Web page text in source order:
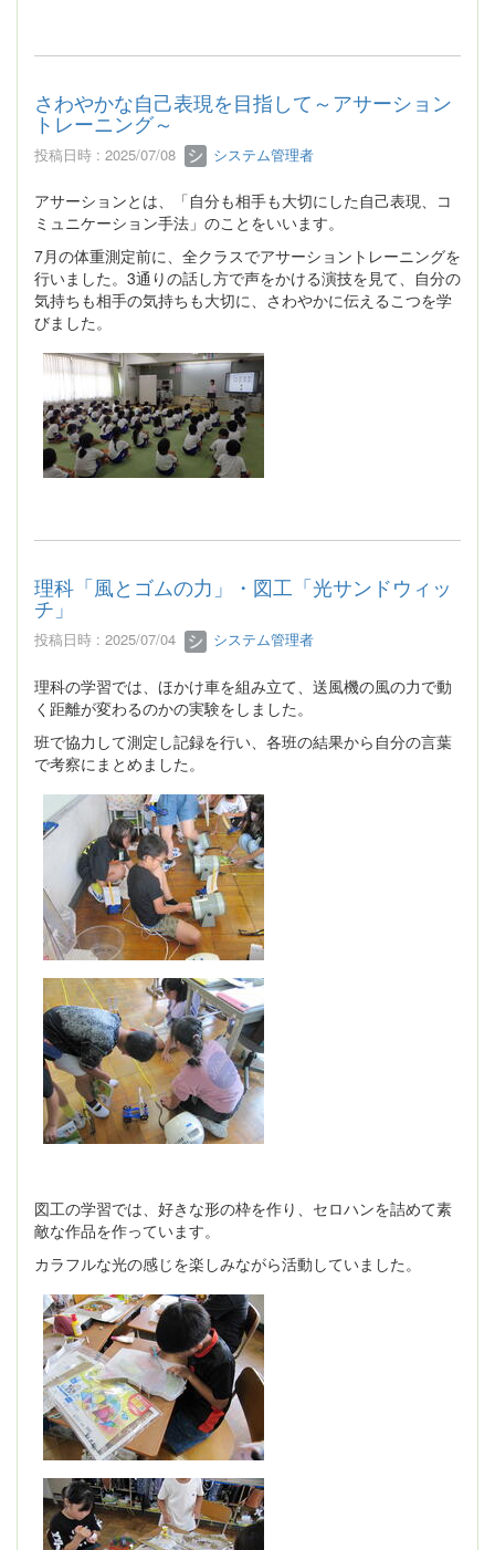
さわやかな自己表現を目指して～アサーション
トレーニング～
投稿日時 : 2025/07/08 システム管理者
アサーションとは、「自分も相手も大切にした自己表現、コ
ミュニケーション手法」のことをいいます。
7月の体重測定前に、全クラスでアサーショントレーニングを
行いました。3通りの話し方で声をかける演技を見て、自分の
気持ちも相手の気持ちも大切に、さわやかに伝えるこつを学
びました。
理科「風とゴムの力」・図工「光サンドウィッ
チ」
投稿日時 : 2025/07/04 システム管理者
理科の学習では、ほかけ車を組み立て、送風機の風の力で動
く距離が変わるのかの実験をしました。
班で協力して測定し記録を行い、各班の結果から自分の言葉
で考察にまとめました。
図工の学習では、好きな形の枠を作り、セロハンを詰めて素
敵な作品を作っています。
カラフルな光の感じを楽しみながら活動していました。